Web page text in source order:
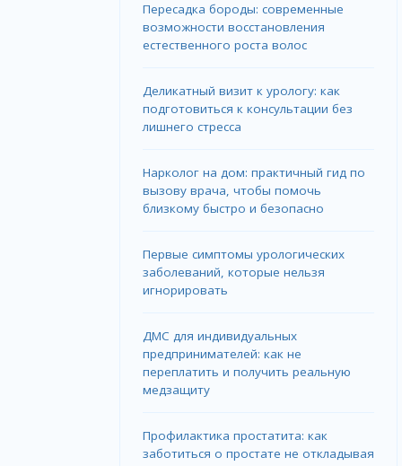
Пересадка бороды: современные
возможности восстановления
естественного роста волос
Деликатный визит к урологу: как
подготовиться к консультации без
лишнего стресса
Нарколог на дом: практичный гид по
вызову врача, чтобы помочь
близкому быстро и безопасно
Первые симптомы урологических
заболеваний, которые нельзя
игнорировать
ДМС для индивидуальных
предпринимателей: как не
переплатить и получить реальную
медзащиту
Профилактика простатита: как
заботиться о простате не откладывая